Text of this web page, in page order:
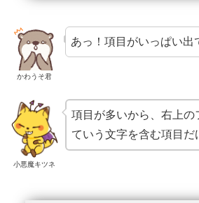
かわうそ君
あっ！項目がいっぱい出
小悪魔キツネ
項目が多いから、右上の
ていう文字を含む項目だ